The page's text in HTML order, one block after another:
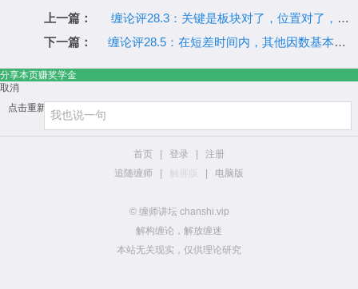
上一篇：
缠论评28.3：关键是板块对了，位置对了，而且是前期强势股
下一篇：
缠论评28.5：在短差时间内，其他因数基本都可以假设是恒定的
分享本页赚奖学金
取消
点击重新加载
首页 登录
注册
追随缠师
触屏版 电脑版
© 缠师讲坛 chanshi.vip
解构缠论，解放缠迷
本站无关现实，仅供理论研究